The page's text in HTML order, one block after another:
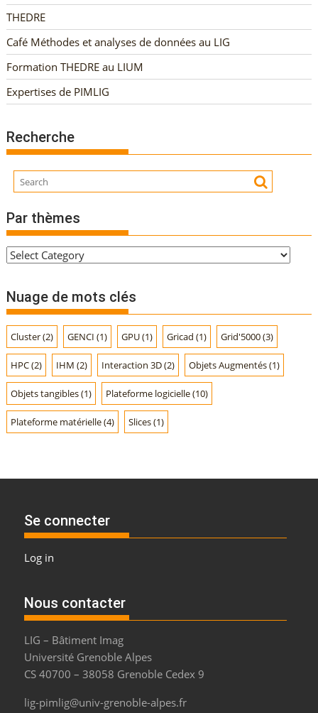
THEDRE
Café Méthodes et analyses de données au LIG
Formation THEDRE au LIUM
Expertises de PIMLIG
Recherche
Par thèmes
P
r
t
h
è
m
e
s
Nuage de mots clés
Cluster(2) GENCI (1) GPU(1) Gricad (1) Grid'5000(3)
HPC(2) IHM (2) Interaction 3D(2) Objets Augmentés(1)
Objets tangibles(1) Plateforme logicielle(10)
Plateforme matérielle(4) Slices(1)
Se connecter
Log in
Nous contacter
LIG – Bâtiment Imag
Université Grenoble Alpes
CS 40700 – 38058 Grenoble Cedex 9
lig-pimlig@univ-grenoble-alpes.fr